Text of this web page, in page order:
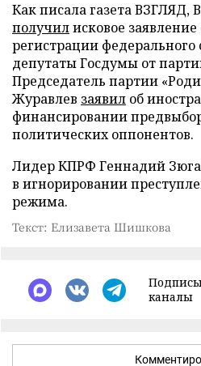
Как писала газета ВЗГЛЯД,
получилисковое
регистрации федерального
депутаты Госдумы от
Председатель партии
Журавлев заявил об
финансировании
политических оппонентов.
Лидер КПРФ Геннадий
в игнорировании
режима.
Текст: Елизавета Шишкова
каналы